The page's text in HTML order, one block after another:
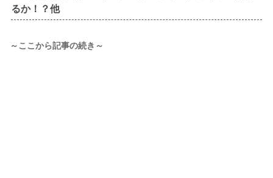
るか！？他
～ここから記事の続き～